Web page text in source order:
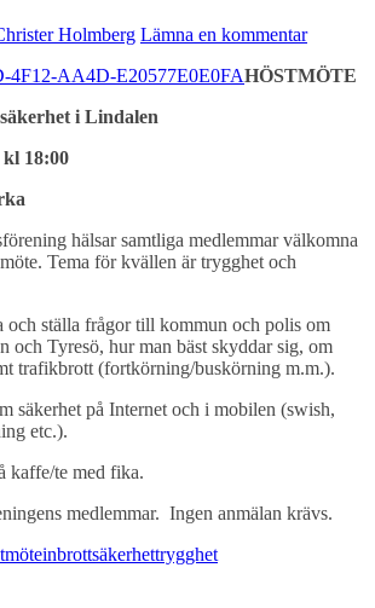
Holmberg Lämna en kommentar
HÖSTMÖTE
i Lindalen
18:00
hälsar samtliga medlemmar välkomna
Tema för kvällen är trygghet och
och ställa frågor till kommun och polis om
och Tyresö, hur man bäst skyddar sig, om
trafikbrott (fortkörning/buskörning m.m.).
säkerhet på Internet och i mobilen (swish,
etc.).
kaffe/te med fika.
medlemmar. Ingen anmälan krävs.
inbrottsäkerhettrygghet